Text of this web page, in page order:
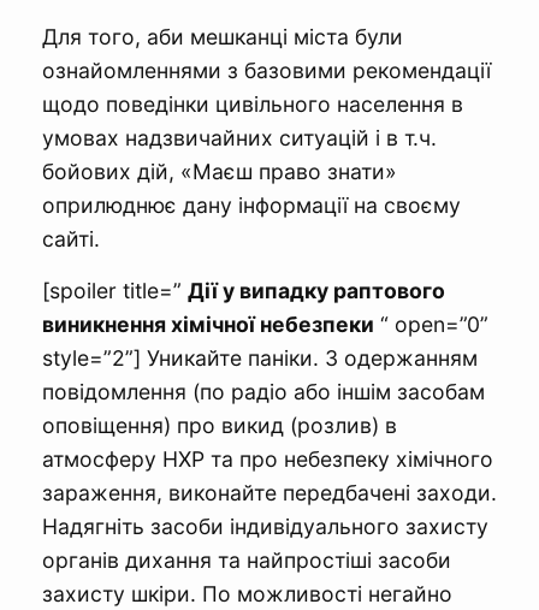
Для того, аби мешканці міста були
ознайомленнями з базовими рекомендації
щодо поведінки цивільного населення в
умовах надзвичайних ситуацій і в т.ч.
бойових дій, «Маєш право знати»
оприлюднює дану інформації на своєму
сайті.
[spoiler title=” Дії у випадку раптового
виникнення хімічної небезпеки “ open=”0”
style=”2”] Уникайте паніки. З одержанням
повідомлення (по радіо або іншім засобам
оповіщення) про викид (розлив) в
атмосферу НХР та про небезпеку хімічного
зараження, виконайте передбачені заходи.
Надягніть засоби індивідуального захисту
органів дихання та найпростіші засоби
захисту шкіри. По можливості негайно